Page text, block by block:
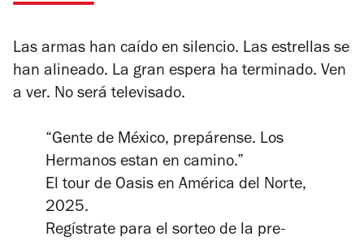
Las armas han caído en silencio. Las estrellas se
han alineado. La gran espera ha terminado. Ven
a ver. No será televisado.
“Gente de México, prepárense. Los
Hermanos estan en camino.”
El tour de Oasis en América del Norte,
2025.
Regístrate para el sorteo de la pre-